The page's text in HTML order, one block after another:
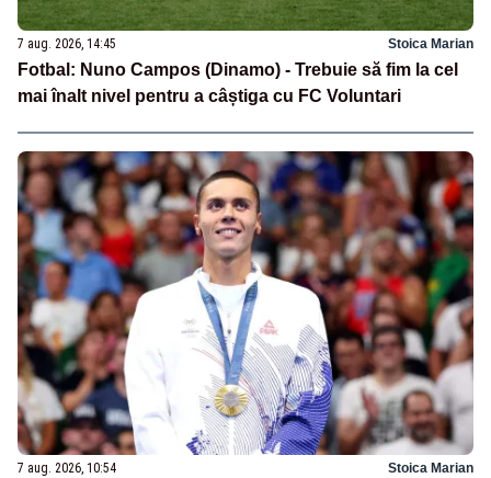
7 aug. 2026, 14:45 Stoica Marian
Fotbal: Nuno Campos (Dinamo) - Trebuie să fim la cel
mai înalt nivel pentru a câștiga cu FC Voluntari
7 aug. 2026, 10:54 Stoica Marian